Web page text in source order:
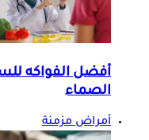
الصماء
أمراض مزمنة